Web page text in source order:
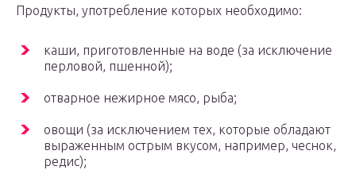
Продукты, употребление которых необходимо:
каши, приготовленные на воде (за исключение
перловой, пшенной);
отварное нежирное мясо, рыба;
овощи (за исключением тех, которые обладают
выраженным острым вкусом, например, чеснок,
редис);